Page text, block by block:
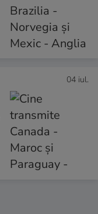
04 iul.